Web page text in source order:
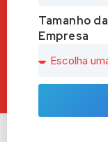
Tamanho da
Empresa